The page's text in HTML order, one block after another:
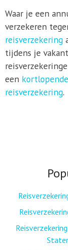
Waar je een
verzekeren
reisverzekering
tijdens je
een
reisverzekering.